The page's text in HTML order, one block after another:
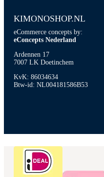
KIMONOSHOP.NL
eCommerce concepts by:
eConcepts Nederland
Ardennen 17
7007 LK Doetinchem
KvK: 86034634
Btw-id: NL004181586B53